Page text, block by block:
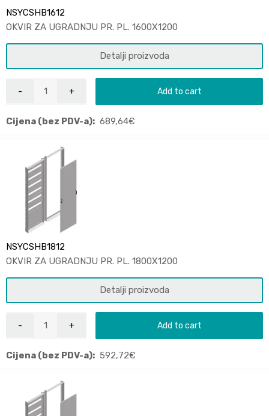
NSYCSHB1612
OKVIR ZA UGRADNJU PR. PL. 1600X1200
Detalji proizvoda
Add to cart
Cijena (bez PDV-a): 689,64€
NSYCSHB1812
OKVIR ZA UGRADNJU PR. PL. 1800X1200
Detalji proizvoda
Add to cart
Cijena (bez PDV-a): 592,72€